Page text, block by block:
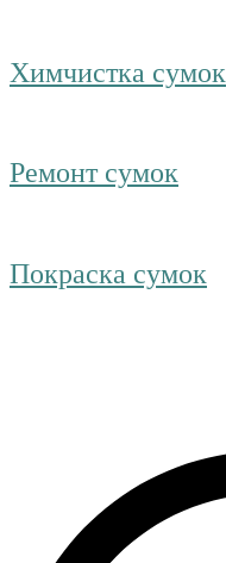
Химчистка сумок
Ремонт сумок
Покраска сумок